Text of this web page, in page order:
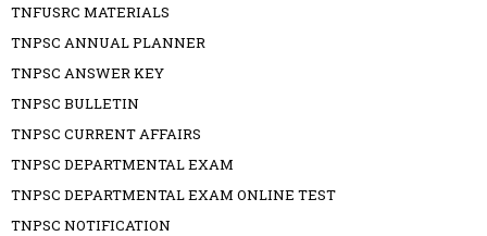
TNFUSRC MATERIALS
TNPSC ANNUAL PLANNER
TNPSC ANSWER KEY
TNPSC BULLETIN
TNPSC CURRENT AFFAIRS
TNPSC DEPARTMENTAL EXAM
TNPSC DEPARTMENTAL EXAM ONLINE TEST
TNPSC NOTIFICATION